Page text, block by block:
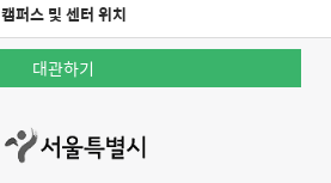
캠퍼스 및 센터 위치
대관하기